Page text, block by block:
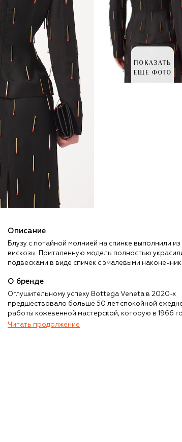
ПОКАЗАТЬ
ЕЩЕ ФОТО
Описание
Блузу с потайной молнией на спинке выполнили из
вискозы. Приталенную модель полностью
подвесками в виде спичек с эмалевыми
О бренде
Оглушительному успеху Bottega Veneta в 2020-х
предшествовало больше 50 лет спокойной
работы кожевенной мастерской, которую в 1966
Мишель Таддеи и Ренцо Дзенджаро открыли в
Читать продолжение